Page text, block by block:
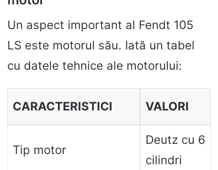
Un aspect important al Fendt 105
LS este motorul său. Iată un tabel
cu datele tehnice ale motorului:
CARACTERISTICI VALORI
Tip motor
Deutz cu 6
cilindri